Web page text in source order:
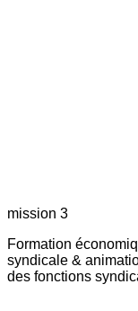
mission 3
Formation
syndicale &
des fonctions